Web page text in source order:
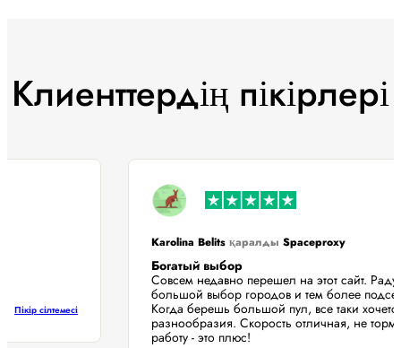
Клиенттердің пікірлері
Пікір сілтемесі
Karolina BelitsқаралдыSpaceproxy
Богатый выбор
Совсем недавно перешел на этот сайт.
большой выбор городов и тем более
Когда берешь большой пул, все таки
разнообразия. Скорость отличная, не
работу - это плюс!